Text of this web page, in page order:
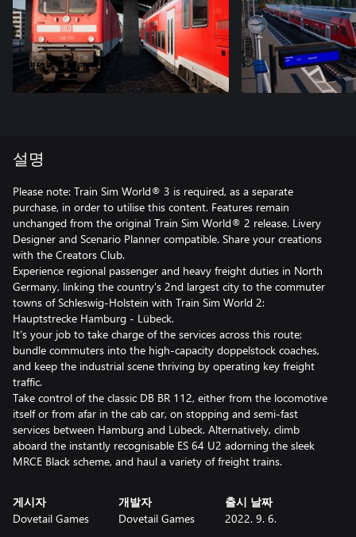
설명
Please note: Train Sim World® 3 is required, as a separate
purchase, in order to utilise this content. Features remain
unchanged from the original Train Sim World® 2 release. Livery
Designer and Scenario Planner compatible. Share your creations
with the Creators Club.
Experience regional passenger and heavy freight duties in North
Germany, linking the country’s 2nd largest city to the commuter
towns of Schleswig-Holstein with Train Sim World 2:
Hauptstrecke Hamburg - Lübeck.
It’s your job to take charge of the services across this route;
bundle commuters into the high-capacity doppelstock coaches,
and keep the industrial scene thriving by operating key freight
traffic.
Take control of the classic DB BR 112, either from the locomotive
itself or from afar in the cab car, on stopping and semi-fast
services between Hamburg and Lübeck. Alternatively, climb
aboard the instantly recognisable ES 64 U2 adorning the sleek
게시자
Dovetail Games
개발자
Dovetail Games
출시 날짜
2022. 9. 6.